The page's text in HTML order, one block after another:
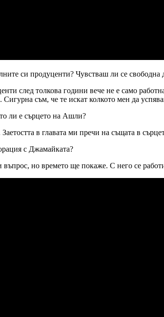
си продуценти? Чувстваш ли се свободна
след толкова години вече не е само
съм, че те искат колкото мен да
ли е сърцето на Ашли?
в главата ми пречи на същата в
с Джамайката?
но времето ще покаже. С него се